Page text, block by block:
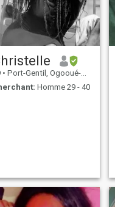
• Port-Gentil, Ogooué-Maritime, Gabon
Homme 29 - 40